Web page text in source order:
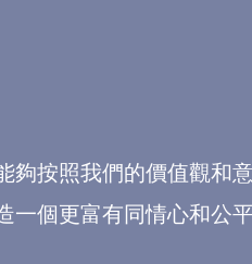
夠按照我們的價值觀和
一個更富有同情心和公平